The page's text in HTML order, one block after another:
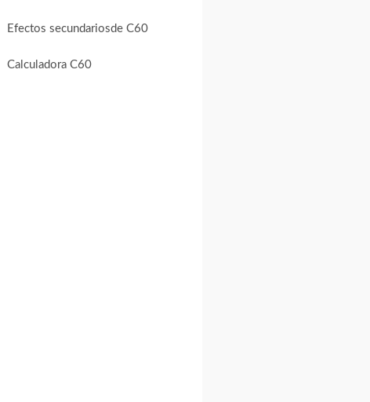
Efectos secundariosde C60
Calculadora C60